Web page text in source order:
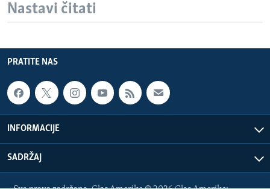
Nastavi čitati
PRATITE NAS
INFORMACIJE
SADRŽAJ